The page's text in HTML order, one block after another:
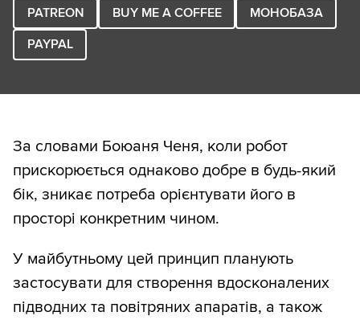
PATREON BUY ME A COFFEE
МОНОБАЗА
PAYPAL
За словами Боюаня Ченя, коли робот
прискорюється однаково добре в будь-який
бік, зникає потреба орієнтувати його в
просторі конкретним чином.
У майбутньому цей принцип планують
застосувати для створення вдосконалених
підводних та повітряних апаратів, а також